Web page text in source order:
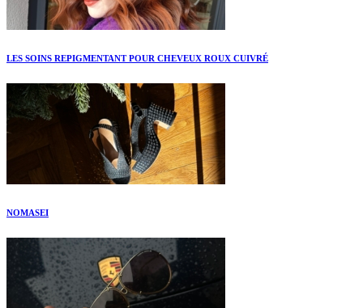
LES SOINS REPIGMENTANT POUR CHEVEUX ROUX CUIVRÉ
NOMASEI